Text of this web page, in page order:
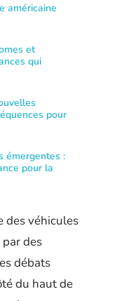
américaine
et
qui
pour
émergentes :
pour la
des véhicules
des
débats
du haut de